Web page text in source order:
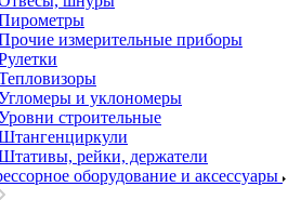
измерительные приборы
и уклономеры
строительные
рейки, держатели
оборудование и аксессуары